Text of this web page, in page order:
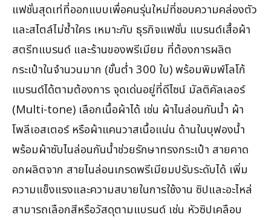
แฟชั่นสุดเท่ที่ออกแบบเพื่อคนรุ่นใหม่ที่ชอบความคล่องตัว
และสไตล์ไม่ซ้ำใคร เหมาะกับ ธุรกิจแฟชั่น แบรนด์เสื้อผ้า
สตรีทแบรนด์ และร้านของพรีเมียม ที่ต้องการผลิต
กระเป๋าในจำนวนมาก (ขั้นต่ำ 300 ใบ) พร้อมพิมพ์โลโก้
แบรนด์ได้ตามต้องการ จุดเด่นอยู่ที่ดีไซน์ มัลติคัลเลอร์
(Multi-tone) เลือกเนื้อผ้าได้ เช่น ผ้าไนล่อนกันน้ำ ผ้า
โพลีเอสเตอร์ หรือผ้าแคนวาสเนื้อแน่น ด้านในบุฟองน้ำ
พร้อมผ้าซับไนล่อนกันน้ำช่วยรักษาทรงกระเป๋า สายคาด
อกผลิตจาก สายไนล่อนเกรดพรีเมียมปรับระดับได้ เพิ่ม
ความแข็งแรงและความสบายในการใช้งาน ซิปและอะไหล่
สามารถเลือกสีหรือวัสดุตามแบรนด์ เช่น หัวซิปเคลือบ